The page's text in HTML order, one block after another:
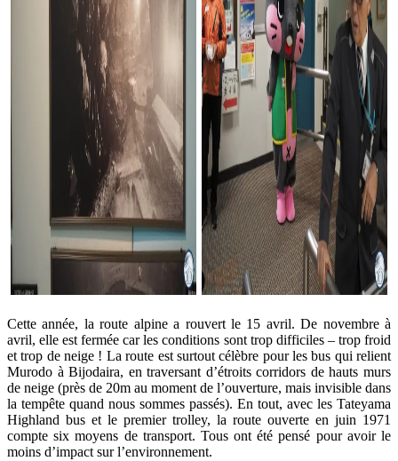
Cette année, la route alpine a rouvert le 15 avril. De novembre à
avril, elle est fermée car les conditions sont trop difficiles – trop froid
et trop de neige ! La route est surtout célèbre pour les bus qui relient
Murodo à Bijodaira, en traversant d’étroits corridors de hauts murs
de neige (près de 20m au moment de l’ouverture, mais invisible dans
la tempête quand nous sommes passés). En tout, avec les Tateyama
Highland bus et le premier trolley, la route ouverte en juin 1971
compte six moyens de transport. Tous ont été pensé pour avoir le
moins d’impact sur l’environnement.